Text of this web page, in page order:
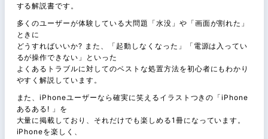
する解説書です。
多くのユーザーが体験している大問題「水没」や「画面が割れた」
ときに
どうすればいいか? また、「起動しなくなった」「電源は入ってい
るが操作できない」といった
よくあるトラブルに対してのベストな処置方法を初心者にもわかり
やすく解説しています。
また、iPhoneユーザーなら確実に笑えるイラストつきの「iPhone
あるある! 」を
大量に掲載しており、それだけでも楽しめる1冊になっています。
iPhoneを楽しく、